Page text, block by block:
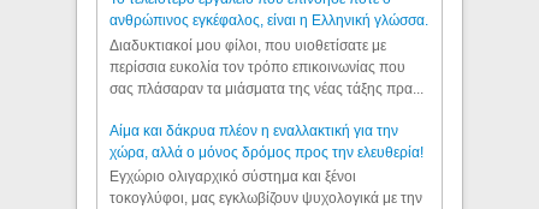
ανθρώπινος εγκέφαλος, είναι η Ελληνική γλώσσα.
Διαδυκτιακοί μου φίλοι, που υιοθετίσατε με
περίσσια ευκολία τον τρόπο επικοινωνίας που
σας πλάσαραν τα μιάσματα της νέας τάξης πρα...
Αίμα και δάκρυα πλέον η εναλλακτική για την
χώρα, αλλά ο μόνος δρόμος προς την ελευθερία!
Εγχώριο ολιγαρχικό σύστημα και ξένοι
τοκογλύφοι, μας εγκλωβίζουν ψυχολογικά με την